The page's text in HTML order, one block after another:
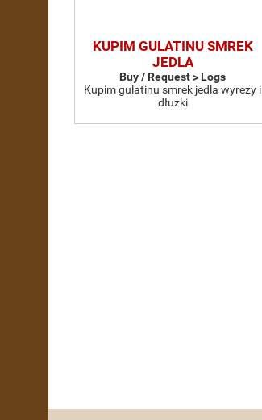
KUPIM GULATINU SMREK
JEDLA
Buy / Request > Logs
Kupim gulatinu smrek jedla wyrezy i
dłużki